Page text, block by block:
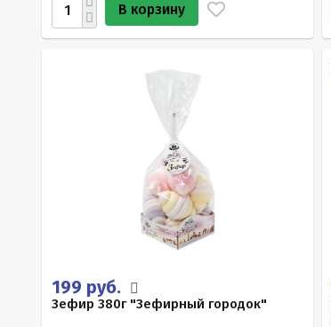
В корзину
199 руб.
Зефир 380г "Зефирный городок"